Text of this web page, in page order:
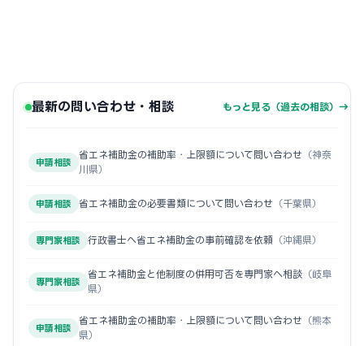
最新の問い合わせ・相談 もっと見る（過去の相談）→
申請相談
省エネ補助金の補助率・上限額について問い合わせ （神奈
川県）
申請相談 省エネ補助金の必要書類について問い合わせ （千葉県）
専門家相談 行政書士へ省エネ補助金の事前確認を依頼 （沖縄県）
専門家相談
省エネ補助金と他制度の併用可否を専門家へ相談 （岐阜
県）
申請相談
省エネ補助金の補助率・上限額について問い合わせ （熊本
県）